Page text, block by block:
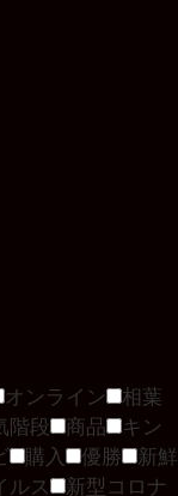
オンライン
相葉
階段 商品
キン
購入 優勝
新鮮
ルス
新型コロナ